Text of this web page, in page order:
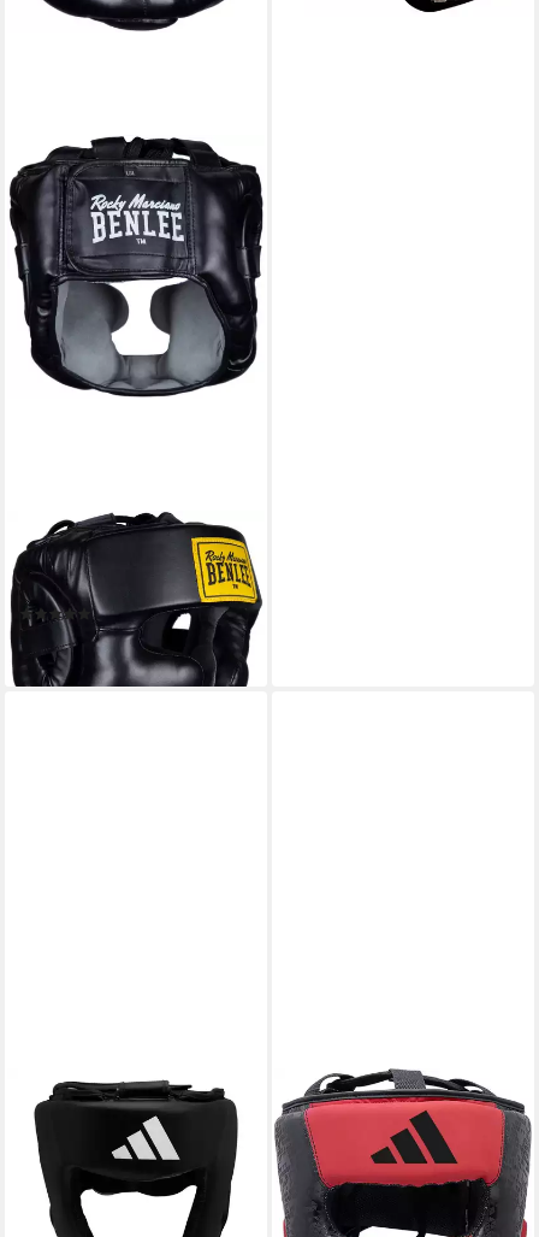
BENLEE ROCKY MARCIANO
Kopfschutz FULL
PROTECTION (1-tlg)
(5)
51,09 €
lieferbar - in 2-3 Werktagen bei dir